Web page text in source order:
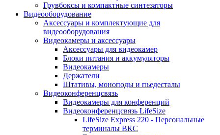
Грувбоксы и компактные синтезаторы
Видеооборудование
Аксессуары и комплектующие для
видеооборудования
Видеокамеры и аксессуары
Аксессуары для видеокамер
Блоки питания и аккумуляторы
Видеокамеры
Держатели
Штативы, моноподы и пьедесталы
Видеоконференцсвязь
Видеокамеры для конференций
Видеоконференцсвязь LifeSize
LifeSize Express 220 - Персональные
терминалы ВКС